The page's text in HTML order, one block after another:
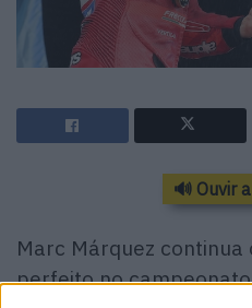
🔊 Ouvir
Marc Márquez continua
perfeito no